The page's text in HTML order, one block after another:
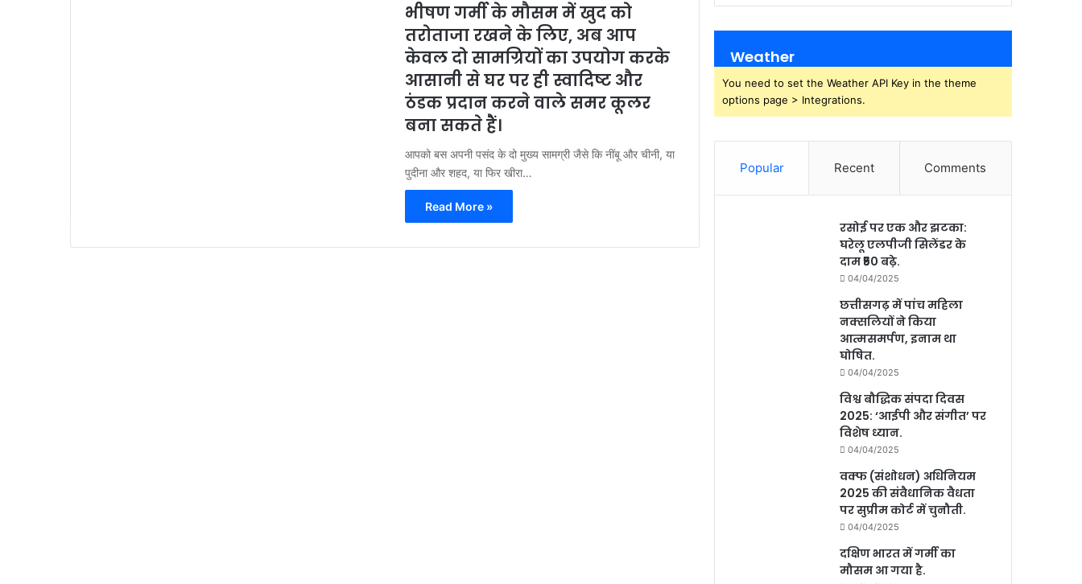
भीषण गर्मी के मौसम में खुद को
तरोताजा रखने के लिए, अब आप
केवल दो सामग्रियों का उपयोग करके
आसानी से घर पर ही स्वादिष्ट और
ठंडक प्रदान करने वाले समर कूलर
बना सकते हैं।
आपको बस अपनी पसंद के दो मुख्य सामग्री जैसे कि नींबू और चीनी, या
पुदीना और शहद, या फिर खीरा…
Read More »
Weather
You need to set the Weather API Key in the theme
options page > Integrations.
Popular Recent Comments
रसोई पर एक और झटका:
घरेलू एलपीजी सिलेंडर के
दाम ₹50 बढ़े.
04/04/2025
छत्तीसगढ़ में पांच महिला
नक्सलियों ने किया
आत्मसमर्पण, इनाम था
घोषित.
04/04/2025
विश्व बौद्धिक संपदा दिवस
2025: ‘आईपी और संगीत’ पर
विशेष ध्यान.
04/04/2025
वक्फ (संशोधन) अधिनियम
2025 की संवैधानिक वैधता
पर सुप्रीम कोर्ट में चुनौती.
04/04/2025
दक्षिण भारत में गर्मी का
मौसम आ गया है.